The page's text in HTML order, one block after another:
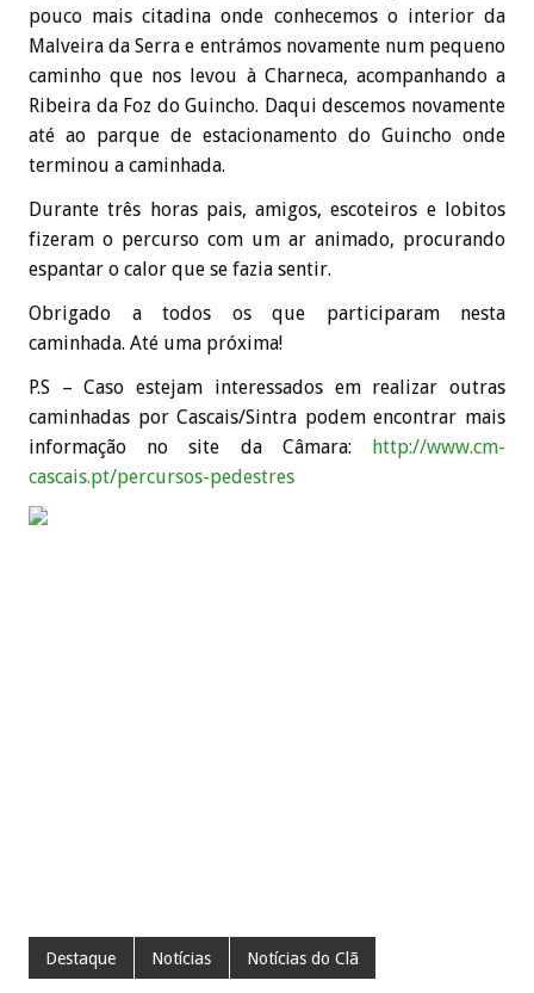
pouco mais citadina onde conhecemos o interior da
Malveira da Serra e entrámos novamente num pequeno
caminho que nos levou à Charneca, acompanhando a
Ribeira da Foz do Guincho. Daqui descemos novamente
até ao parque de estacionamento do Guincho onde
terminou a caminhada.
Durante três horas pais, amigos, escoteiros e lobitos
fizeram o percurso com um ar animado, procurando
espantar o calor que se fazia sentir.
Obrigado a todos os que participaram nesta
caminhada. Até uma próxima!
P.S – Caso estejam interessados em realizar outras
caminhadas por Cascais/Sintra podem encontrar mais
informação no site da Câmara: http://www.cm-
cascais.pt/percursos-pedestres
Destaque Notícias Notícias do Clã